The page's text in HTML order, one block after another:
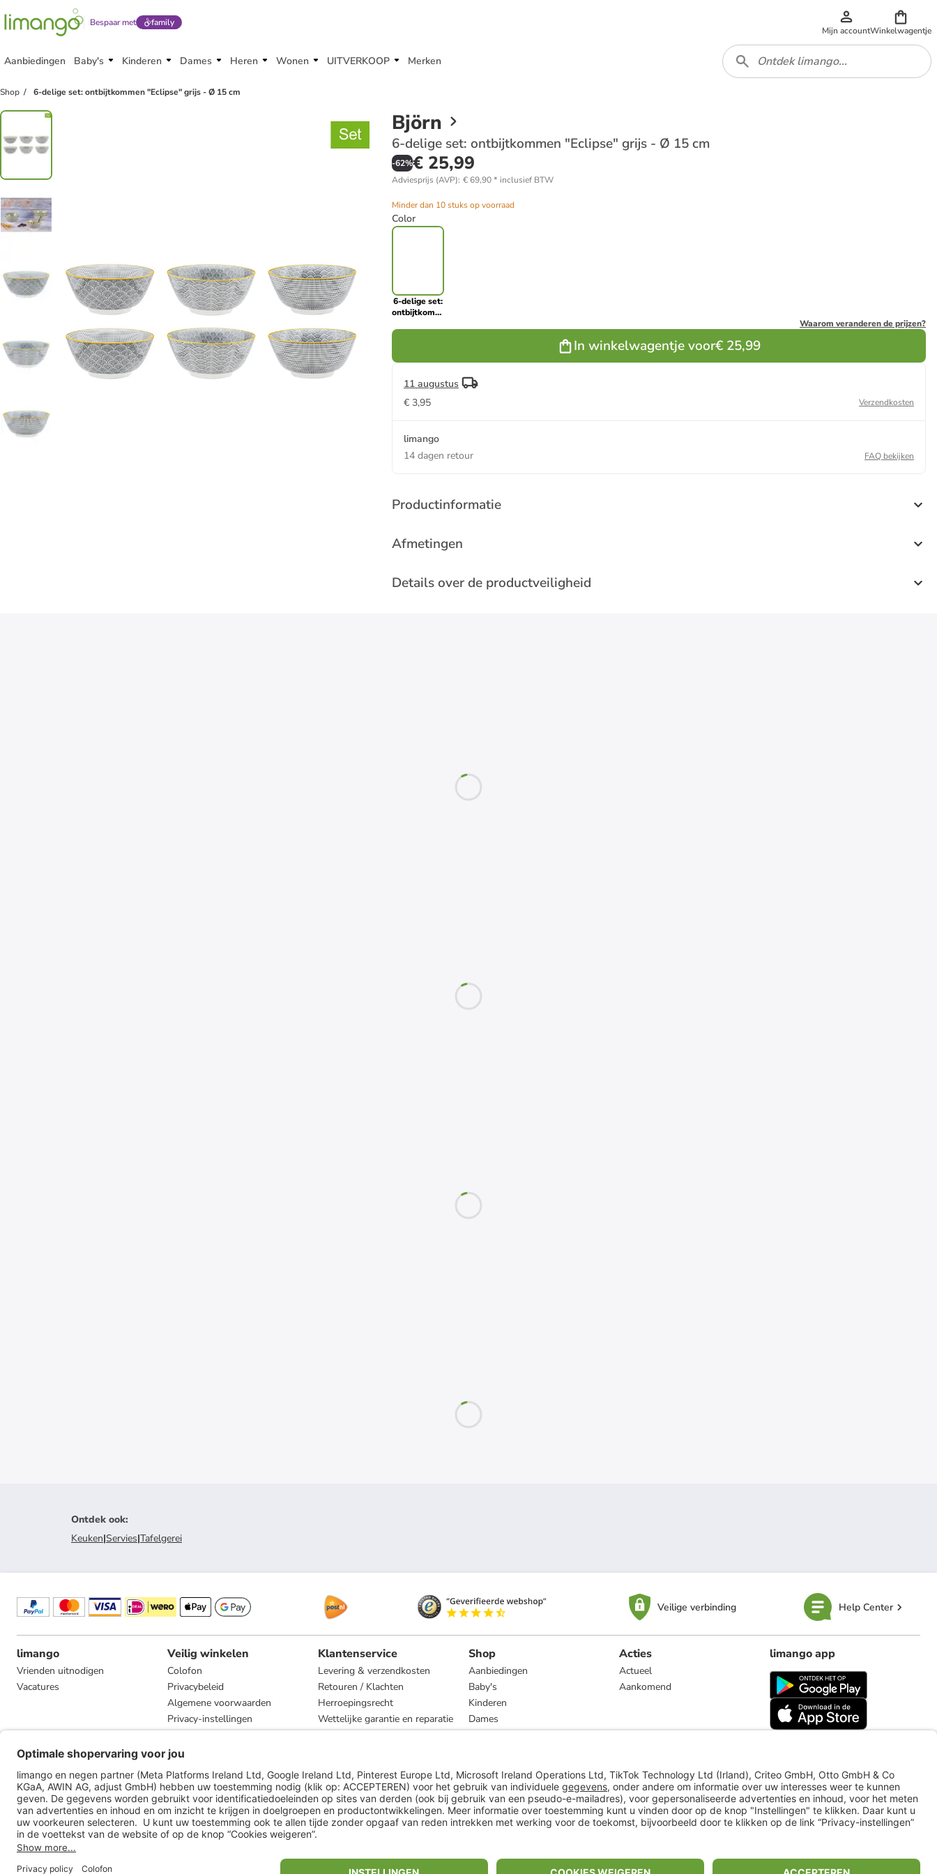
Bespaar met family
Mijn accountWinkelwagentje
Aanbiedingen Baby's Kinderen Dames Heren Wonen UITVERKOOP Merken
Shop 6-delige set: ontbijtkommen "Eclipse" grijs - Ø 15 cm
Björn
6-delige set: ontbijtkommen "Eclipse" grijs - Ø 15 cm
-62%€ 25,99
Adviesprijs (AVP): € 69,90* inclusief BTW
Minder dan 10 stuks op voorraad
Color
6-delige set:
ontbijtkommen
Waarom veranderen de prijzen?
In winkelwagentje voor€ 25,99
11 augustus
€ 3,95
Verzendkosten
limango
14 dagen retour
FAQ bekijken
Productinformatie
Afmetingen
Details over de productveiligheid
Ontdek ook:
Keuken|Servies|Tafelgerei
Veilige verbinding Help Center
limango
Vrienden uitnodigen
Vacatures
Veilig winkelen
Colofon
Privacybeleid
Algemene voorwaarden
Privacy-instellingen
Compliance
Klantenservice
Levering & verzendkosten
Retouren / Klachten
Herroepingsrecht
Wettelijke garantie en reparatie
Shop
Aanbiedingen
Baby's
Kinderen
Dames
Heren
Acties
Actueel
Aankomend
limango app
limango.de limango.pl
** Alle prijsopgaven zijn inclusief belasting en exclusief verzendkosten
ᵃ Bij een minimale bestelwaarde van €15.